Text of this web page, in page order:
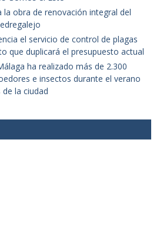
la obra de renovación integral del
el servicio de control de plagas
que duplicará el presupuesto actual
ha realizado más de 2.300
e insectos durante el verano
la ciudad